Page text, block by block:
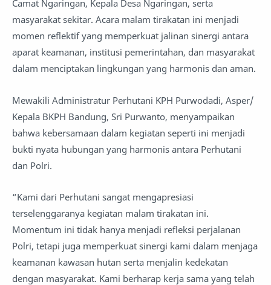
Camat Ngaringan, Kepala Desa Ngaringan, serta
masyarakat sekitar. Acara malam tirakatan ini menjadi
momen reflektif yang memperkuat jalinan sinergi antara
aparat keamanan, institusi pemerintahan, dan masyarakat
dalam menciptakan lingkungan yang harmonis dan aman.
Mewakili Administratur Perhutani KPH Purwodadi, Asper/
Kepala BKPH Bandung, Sri Purwanto, menyampaikan
bahwa kebersamaan dalam kegiatan seperti ini menjadi
bukti nyata hubungan yang harmonis antara Perhutani
dan Polri.
“Kami dari Perhutani sangat mengapresiasi
terselenggaranya kegiatan malam tirakatan ini.
Momentum ini tidak hanya menjadi refleksi perjalanan
Polri, tetapi juga memperkuat sinergi kami dalam menjaga
keamanan kawasan hutan serta menjalin kedekatan
dengan masyarakat. Kami berharap kerja sama yang telah